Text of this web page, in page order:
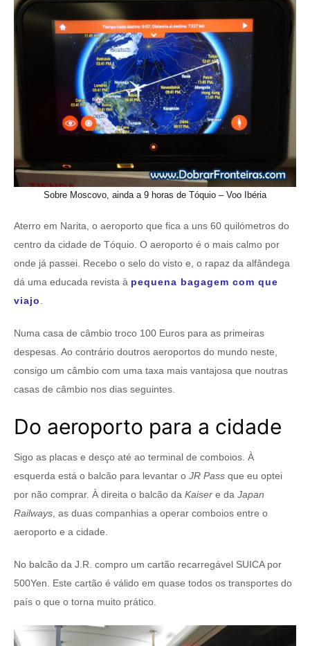
Sobre Moscovo, ainda a 9 horas de Tóquio – Voo Ibéria
Aterro em Narita, o aeroporto que fica a uns 60 quilómetros do
centro da cidade de Tóquio. O aeroporto é o mais calmo por
onde já passei. Recebo o selo do visto e, o rapaz da alfândega
dá uma educada revista à pequena bagagem com que
viajo
Numa casa de câmbio troco 100 Euros para as primeiras
despesas. Ao contrário doutros aeroportos do mundo neste,
consigo um câmbio com uma taxa mais vantajosa que noutras
casas de câmbio nos dias seguintes.
Do aeroporto para a cidade
Sigo as placas e desço até ao terminal de comboios. À
esquerda está o balcão para levantar o JR Pass que eu optei
por não comprar. À direita o balcão da Kaiser e da Japan
Railways , as duas companhias a operar comboios entre o
aeroporto e a cidade.
No balcão da J.R. compro um cartão recarregável SUICA por
500Yen. Este cartão é válido em quase todos os transportes do
país o que o torna muito prático.